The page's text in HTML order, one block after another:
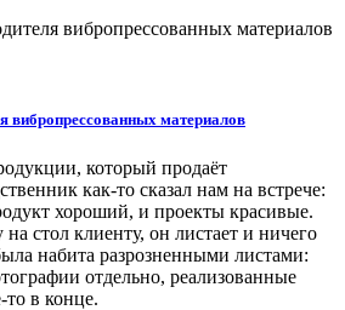
вибропрессованных материалов
который продаёт
как-то сказал нам на встрече:
хороший, и проекты красивые.
стол клиенту, он листает и ничего
набита разрозненными листами:
отдельно, реализованные
в конце.